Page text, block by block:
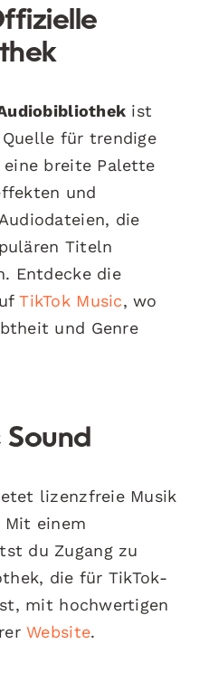
ist
für trendige
breite Palette
und
die
Titeln
Entdecke die
TikTok Music, wo
und Genre
Sound
lizenzfreie Musik
Mit einem
du Zugang zu
die für TikTok-
mit hochwertigen
Website.